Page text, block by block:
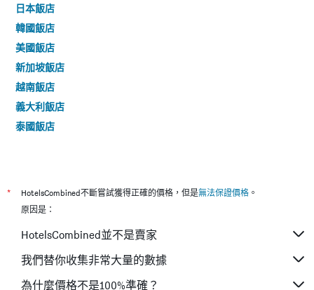
日本飯店
韓國飯店
美國飯店
新加坡飯店
越南飯店
義大利飯店
泰國飯店
* HotelsCombined不斷嘗試獲得正確的價格，但是無法保證價格 。
原因是：
HotelsCombined並不是賣家
我們替你收集非常大量的數據
為什麼價格不是100%準確？